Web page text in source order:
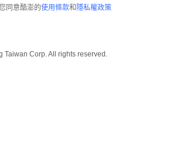
同意酷澎的使用條款和 隱私權政策
Taiwan Corp. All rights reserved.